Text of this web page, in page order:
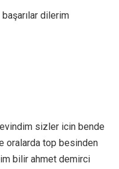
dilerim
sizler icin bende
oralarda top besinden
bilir ahmet demirci